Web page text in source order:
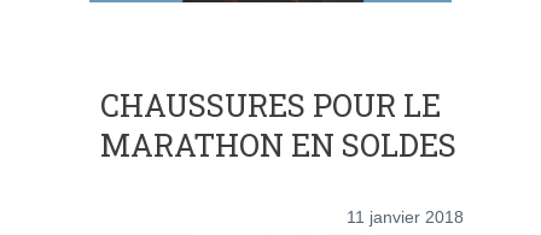
CHAUSSURES POUR LE
MARATHON EN SOLDES
11 janvier 2018